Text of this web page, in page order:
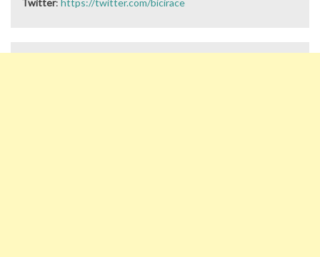
Twitter: https://twitter.com/bicirace